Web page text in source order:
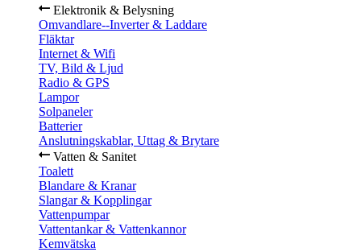
Elektronik & Belysning
Omvandlare--Inverter & Laddare
Fläktar
Internet & Wifi
TV, Bild & Ljud
Radio & GPS
Lampor
Solpaneler
Batterier
Anslutningskablar, Uttag & Brytare
Vatten & Sanitet
Toalett
Blandare & Kranar
Slangar & Kopplingar
Vattenpumpar
Vattentankar & Vattenkannor
Kemvätska